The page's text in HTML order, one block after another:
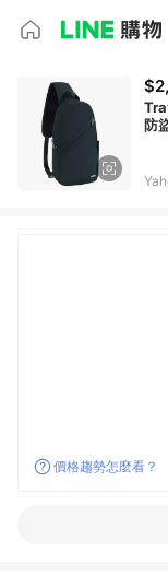
防
價格趨勢怎麼看？